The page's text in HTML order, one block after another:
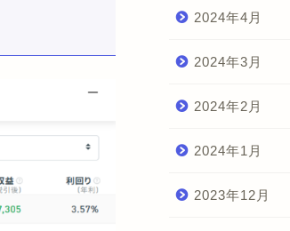
2024年4月
2024年3月
2024年2月
2024年1月
2023年12月